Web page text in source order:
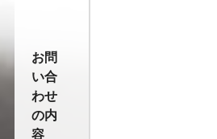
お問
い合
わせ
の内
容